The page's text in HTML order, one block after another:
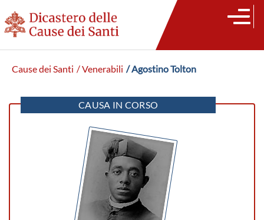
Cause dei Santi / Venerabili / Agostino Tolton
CAUSA IN CORSO